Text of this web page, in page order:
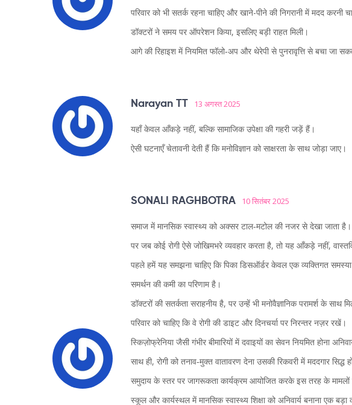
परिवार को भी सतर्क रहना चाहिए और खाने-पीने की निगरानी में मदद करनी
डॉक्टरों ने समय पर ऑपरेशन किया, इसलिए बड़ी राहत मिली।
आगे की रिहाइश में नियमित फॉलो‑अप और थेरेपी से पुनरावृत्ति से बचा जा
Narayan TT 13 अगस्त 2025
यहाँ केवल आँकड़े नहीं, बल्कि सामाजिक उपेक्षा की गहरी जड़ें हैं।
ऐसी घटनाएँ चेतावनी देती हैं कि मनोविज्ञान को साक्षरता के साथ जोड़ा जाए।
SONALI RAGHBOTRA 10 सितंबर 2025
समाज में मानसिक स्वास्थ्य को अक्सर टाल‑मटोल की नजर से देखा जाता है।
पर जब कोई रोगी ऐसे जोखिमभरे व्यवहार करता है, तो यह आँकड़े नहीं,
पहले हमें यह समझना चाहिए कि पिका डिसऑर्डर केवल एक व्यक्तिगत समस्या
समर्थन की कमी का परिणाम है।
डॉक्टरों की सतर्कता सराहनीय है, पर उन्हें भी मनोवैज्ञानिक परामर्श के साथ
परिवार को चाहिए कि वे रोगी की डाइट और दिनचर्या पर निरन्तर नज़र रखें।
स्किज़ोफ्रेनिया जैसी गंभीर बीमारियों में दवाइयों का सेवन नियमित होना
साथ ही, रोगी को तनाव‑मुक्त वातावरण देना उसकी रिकवरी में मददगार सिद्ध
समुदाय के स्तर पर जागरूकता कार्यक्रम आयोजित करके इस तरह के मामलों
स्कूल और कार्यस्थल में मानसिक स्वास्थ्य शिक्षा को अनिवार्य बनाना एक बड़ा